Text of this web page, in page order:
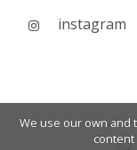
instagram
We use our own and